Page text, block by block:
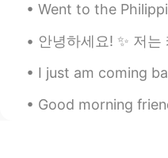
お忙しいところ
っとよろしいで
ですが。(
おりいって)
Went to the Philippines in November and it
안녕하세요! ✨ 저는 캐나다에 살고 있는 캐나다 사람 케리입니다. 알버타대학교
I just am coming back from Japan now. I had
Good morning friends 🤗🥳 Hope you enjoy